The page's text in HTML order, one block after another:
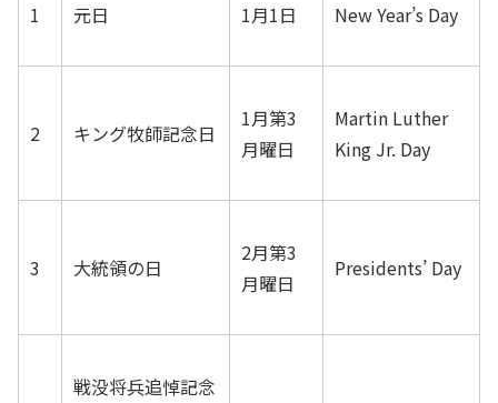
1 元日 1月1日 New Year’s Day
2 キング牧師記念日
1月第3
月曜日
Martin Luther
King Jr. Day
3 大統領の日
2月第3
月曜日
Presidents’ Day
戦没将兵追悼記念